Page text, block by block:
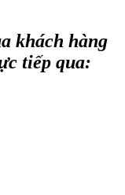
khách hàng
tiếp qua: